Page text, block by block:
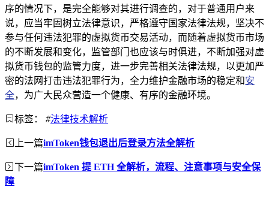
序的情况下，是完全能够对其进行调查的，对于普通用户来
说，应当牢固树立法律意识，严格遵守国家法律法规，坚决不
参与任何违法犯罪的虚拟货币交易活动，而随着虚拟货币市场
的不断发展和变化，监管部门也应该与时俱进，不断加强对虚
拟货币钱包的监管力度，进一步完善相关法律法规，以更加严
密的法网打击违法犯罪行为，全力维护金融市场的稳定和安
全，为广大民众营造一个健康、有序的金融环境。
标签： #法律技术解析
上一篇imToken钱包退出后登录方法全解析
下一篇imToken 提 ETH 全解析，流程、注意事项与安全保
障